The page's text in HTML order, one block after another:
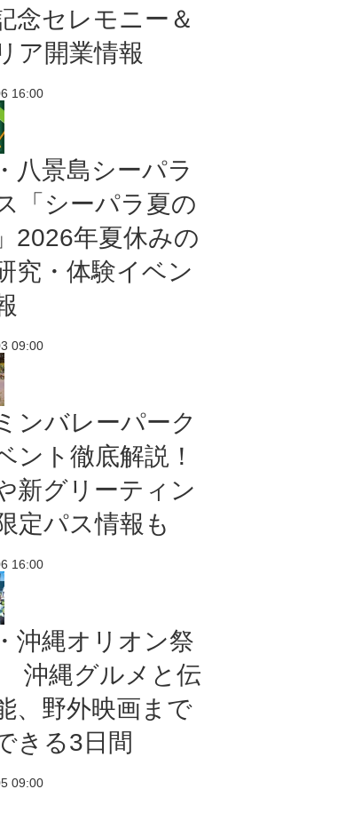
念セレモニー＆
ア開業情報
16:00
八景島シーパラ
「シーパラ夏の
2026年夏休みの
究・体験イベン
09:00
ンバレーパーク
ント徹底解説！
新グリーティン
定パス情報も
16:00
沖縄オリオン祭
沖縄グルメと伝
、野外映画まで
きる3日間
09:00